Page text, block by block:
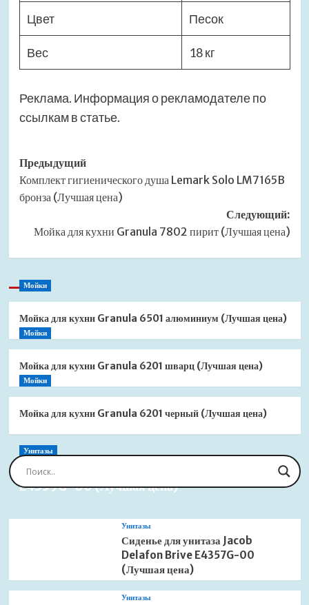
Цвет Песок
Вес 18 кг
Реклама. Информация о рекламодателе по
ссылкам в статье.
Навигация
записи
Предыдущий
Комплект гигиенического душа Lemark Solo LM7165B
бронза (Лучшая цена)
Следующий:
Мойка для кухни Granula 7802 пирит (Лучшая цена)
Мойки
Мойка для кухни Granula 6501 алюминиум (Лучшая цена)
Мойки
Мойка для кухни Granula 6201 шварц (Лучшая цена)
Мойки
Мойка для кухни Granula 6201 черный (Лучшая цена)
Унитазы
Сиденье для унитаза Jacob Delafon Brive
E4359G-00 (Лучшая цена)
Унитазы
Сиденье для унитаза Jacob
Delafon Brive E4357G-00
(Лучшая цена)
Унитазы